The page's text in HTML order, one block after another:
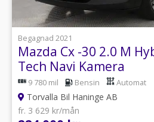
Begagnad 2021
Mazda Cx -30 2.0 M
Tech Navi Kamera
9 780 mil Bensin Automat
Torvalla Bil Haninge AB
fr. 3 629 kr/mån